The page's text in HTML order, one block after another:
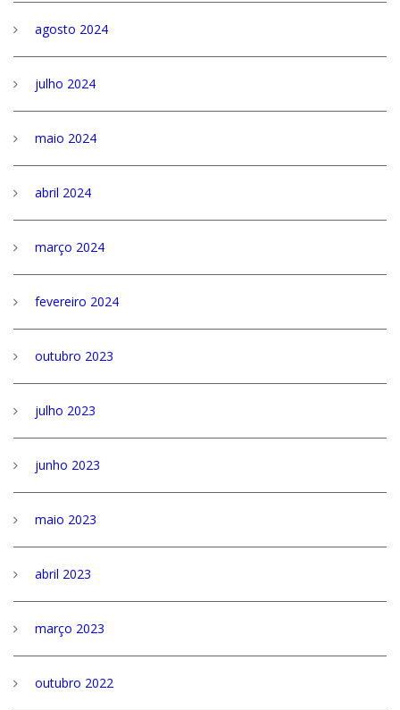
agosto 2024
julho 2024
maio 2024
abril 2024
março 2024
fevereiro 2024
outubro 2023
julho 2023
junho 2023
maio 2023
abril 2023
março 2023
outubro 2022